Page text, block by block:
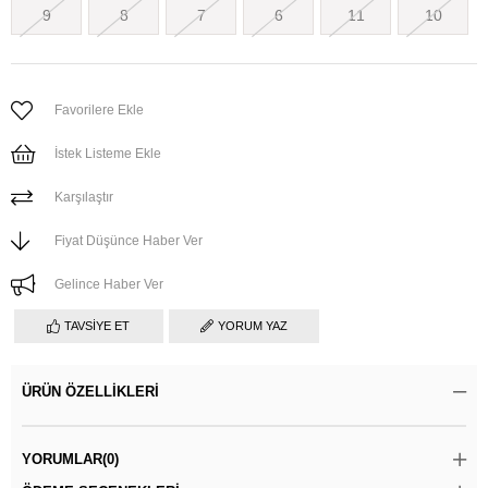
9 8 7 6 11 10
Favorilere Ekle
İstek Listeme Ekle
Karşılaştır
Fiyat Düşünce Haber Ver
Gelince Haber Ver
TAVSIYE ET YORUM YAZ
ÜRÜN ÖZELLIKLERI
YORUMLAR(0)